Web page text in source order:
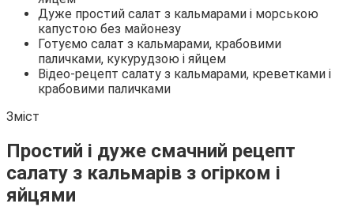
Дуже простий салат з кальмарами і морською
капустою без майонезу
Готуємо салат з кальмарами, крабовими
паличками, кукурудзою і яйцем
Відео-рецепт салату з кальмарами, креветками і
крабовими паличками
Зміст
Простий і дуже смачний рецепт
салату з кальмарів з огірком і
яйцями